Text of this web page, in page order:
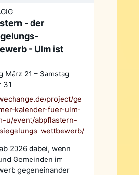
- der
- Ulm ist
März 21 – Samstag
31
project/ge
kalender-fuer-ulm-
u/event/abpflastern-
wettbewerb/
2026 dabei, wenn
Gemeinden im
gegeneinander